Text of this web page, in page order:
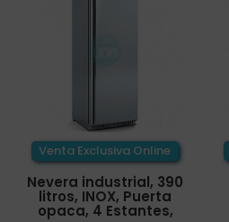
Venta Exclusiva Online
Nevera industrial, 390
litros, INOX, Puerta
opaca, 4 Estantes,